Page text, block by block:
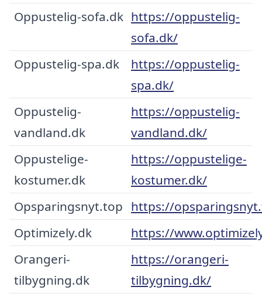
Oppustelig-sofa.dk https://oppustelig-
sofa.dk/
Oppustelig-spa.dk
https://oppustelig-
spa.dk/
Oppustelig-
vandland.dk
https://oppustelig-
vandland.dk/
Oppustelige-
kostumer.dk
https://oppustelige-
kostumer.dk/
Opsparingsnyt.top https://
Optimizely.dk
https://
Orangeri-
tilbygning.dk
https://orangeri-
tilbygning.dk/